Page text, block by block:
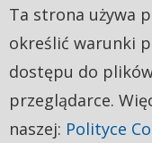
Ta strona używa
określić warunki
dostępu do
przeglądarce.
naszej: Polityce